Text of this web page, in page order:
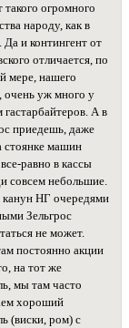
такого огромного
народу, как в
и контингент от
отличается, по
мере, нашего
очень уж много у
гастарбайтеров. А в
приедешь, даже
стоянке машин
равно в кассы
совсем небольшие.
НГ очередями
Зельгрос
не может.
постоянно акции
на тот же
мы там часто
хороший
(виски, ром) с